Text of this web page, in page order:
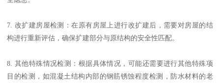
7. 改扩建房屋检测：在原有房屋上进行改扩建后，需要对房屋的结
构进行重新评估，确保扩建部分与原结构的安全性匹配。
8. 其他特殊情况检测：根据具体情况，可能还需要进行其他特殊项
目的检测，如混凝土结构内部的钢筋锈蚀程度检测，防水材料的老